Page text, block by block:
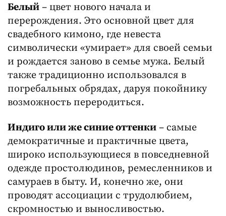
Белый – цвет нового начала и
перерождения. Это основной цвет для
свадебного кимоно, где невеста
символически «умирает» для своей семьи
и рождается заново в семье мужа. Белый
также традиционно использовался в
погребальных обрядах, даруя покойнику
возможность переродиться.
Индиго или же синие оттенки – самые
демократичные и практичные цвета,
широко использующиеся в повседневной
одежде простолюдинов, ремесленников и
самураев в быту. И, конечно же, они
проводят ассоциации с трудолюбием,
скромностью и выносливостью.